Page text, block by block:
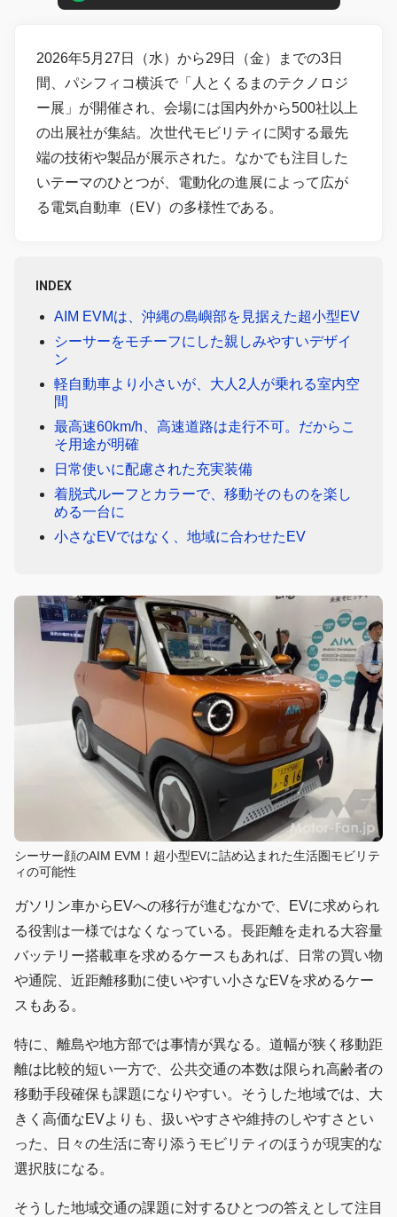
2026年5月27日（水）から29日（金）までの3日
間、パシフィコ横浜で「人とくるまのテクノロジ
ー展」が開催され、会場には国内外から500社以上
の出展社が集結。次世代モビリティに関する最先
端の技術や製品が展示された。なかでも注目した
いテーマのひとつが、電動化の進展によって広が
る電気自動車（EV）の多様性である。
INDEX
AIM EVMは、沖縄の島嶼部を見据えた超小型EV
シーサーをモチーフにした親しみやすいデザイ
ン
軽自動車より小さいが、大人2人が乗れる室内空
間
最高速60km/h、高速道路は走行不可。だからこ
そ用途が明確
日常使いに配慮された充実装備
着脱式ルーフとカラーで、移動そのものを楽し
める一台に
小さなEVではなく、地域に合わせたEV
シーサー顔のAIM EVM！超小型EVに詰め込まれた生活圏モビリテ
ィの可能性
ガソリン車からEVへの移行が進むなかで、EVに求められ
る役割は一様ではなくなっている。長距離を走れる大容量
バッテリー搭載車を求めるケースもあれば、日常の買い物
や通院、近距離移動に使いやすい小さなEVを求めるケー
スもある。
特に、離島や地方部では事情が異なる。道幅が狭く移動距
離は比較的短い一方で、公共交通の本数は限られ高齢者の
移動手段確保も課題になりやすい。そうした地域では、大
きく高価なEVよりも、扱いやすさや維持のしやすさとい
った、日々の生活に寄り添うモビリティのほうが現実的な
選択肢になる。
そうした地域交通の課題に対するひとつの答えとして注目